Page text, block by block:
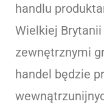
handlu
Wielkiej
zewnętrznymi
handel będzie